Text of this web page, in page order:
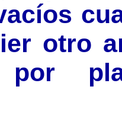
otro
por